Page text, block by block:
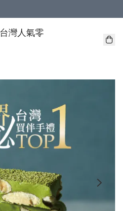
（適用於 本地送貨、本地取貨 )
灣人氣零